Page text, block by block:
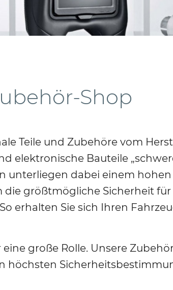
Shop
Teile und Zubehöre vom
elektronische Bauteile
unterliegen dabei einem hohen
größtmögliche Sicherheit für
erhalten Sie sich Ihren
große Rolle. Unsere
höchsten